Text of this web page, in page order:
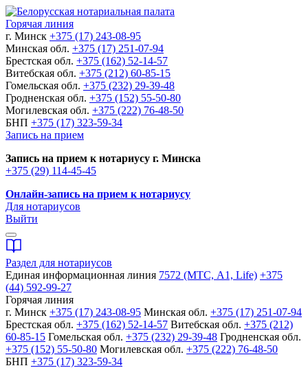
Горячая линия
г. Минск +375 (17) 243-08-95
Минская обл. +375 (17) 251-07-94
Брестская обл. +375 (162) 52-14-57
Витебская обл. +375 (212) 60-85-15
Гомельская обл. +375 (232) 29-39-48
Гродненская обл. +375 (152) 55-50-80
Могилевская обл. +375 (222) 76-48-50
БНП +375 (17) 323-59-34
Запись на прием
Запись на прием к нотариусу г. Минска
+375 (29) 114-45-45
Онлайн-запись на прием к нотариусу
Для нотариусов
Выйти
Раздел для нотариусов
Единая информационная линия 7572 (МТС, A1, Life) +375
(44) 592-99-27
Горячая линия
г. Минск +375 (17) 243-08-95 Минская обл. +375 (17) 251-07-94
Брестская обл. +375 (162) 52-14-57 Витебская обл. +375 (212)
60-85-15 Гомельская обл. +375 (232) 29-39-48 Гродненская обл.
+375 (152) 55-50-80 Могилевская обл. +375 (222) 76-48-50
БНП +375 (17) 323-59-34